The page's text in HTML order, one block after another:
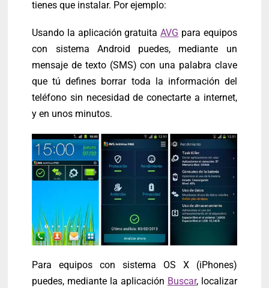
tienes que instalar. Por ejemplo:
Usando la aplicación gratuitaAVG para equipos
con sistema Android puedes, mediante un
mensaje de texto (SMS) con una palabra clave
que tú defines borrar toda la información del
teléfono sin necesidad de conectarte a internet,
y en unos minutos.
Para equipos con sistema OS X (iPhones)
puedes, mediante la aplicación Buscar, localizar